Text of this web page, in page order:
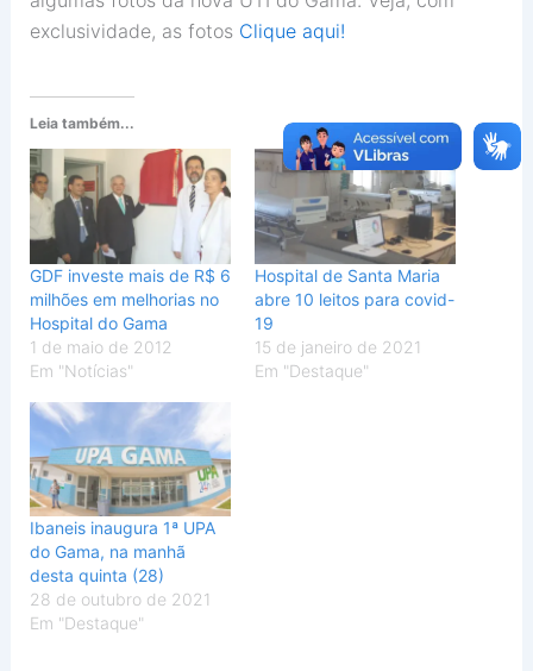
exclusividade, as fotos Clique aqui!
Leia também...
GDF investe mais de R$ 6
milhões em melhorias no
Hospital do Gama
1 de maio de 2012
Em "Notícias"
Hospital de Santa Maria
abre 10 leitos para covid-
19
15 de janeiro de 2021
Em "Destaque"
Ibaneis inaugura 1ª UPA
do Gama, na manhã
desta quinta (28)
28 de outubro de 2021
Em "Destaque"